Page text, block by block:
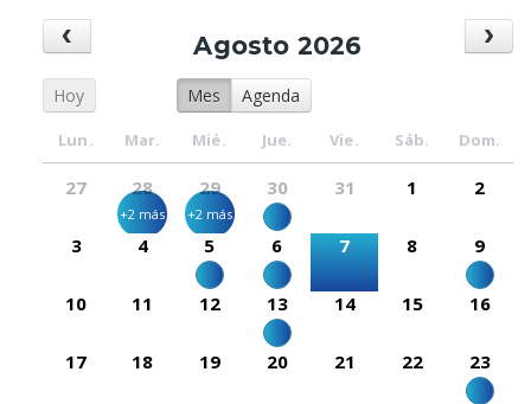
Hoy Mes Agenda
Agosto 2026
Lun. Mar. Mié. Jue. Vie. Sáb. Dom.
27 28 29 30 31 1 2
+2 más +2 más
3 4 5 6 7 8 9
10 11 12 13 14 15 16
17 18 19 20 21 22 23